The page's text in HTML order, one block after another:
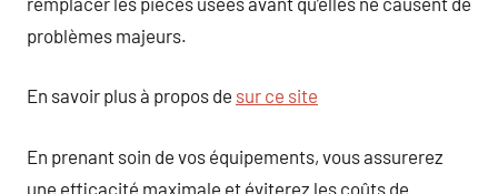
problèmes majeurs.
En savoir plus à propos de sur ce site
En prenant soin de vos équipements, vous assurerez
une efficacité maximale et éviterez les coûts de